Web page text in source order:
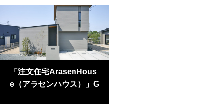
「注文住宅ArasenHous
e（アラセンハウス）」G